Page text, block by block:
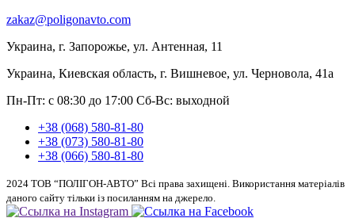
zakaz@poligonavto.com
Украина, г. Запорожье, ул. Антенная, 11
Украина, Киевская область, г. Вишневое, ул. Черновола, 41а
Пн-Пт: с 08:30 до 17:00 Сб-Вс: выходной
+38 (068) 580-81-80
+38 (073) 580-81-80
+38 (066) 580-81-80
2024 ТОВ “ПОЛІГОН-АВТО” Всі права захищені. Використання матеріалів
даного сайту тільки із посиланням на джерело.